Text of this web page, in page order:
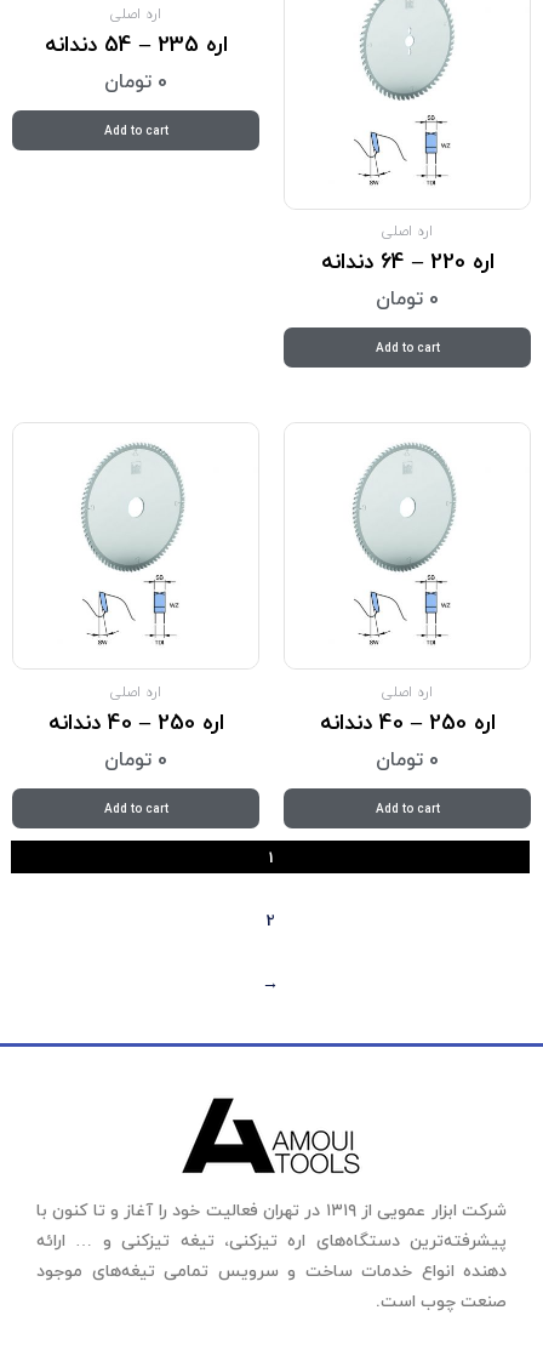
اره اصلی
اره 220 – 64 دندانه
0 تومان
Add to cart
اره اصلی
اره 235 – 54 دندانه
0 تومان
Add to cart
اره اصلی
اره 250 – 40 دندانه
0 تومان
Add to cart
اره اصلی
اره 250 – 40 دندانه
0 تومان
Add to cart
1
2
←
شرکت ابزار عمویی از ۱۳۱۹ در تهران فعالیت خود را آغاز و تا کنون با
پیشرفته‌ترین دستگاه‌های اره تیزکنی، تیغه تیزکنی و … ارائه
دهنده انواع خدمات ساخت و سرویس تمامی تیغه‌های موجود
صنعت چوب است.